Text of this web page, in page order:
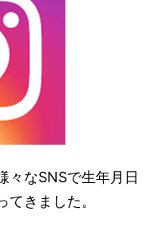
々なSNSで生年月日
きました。